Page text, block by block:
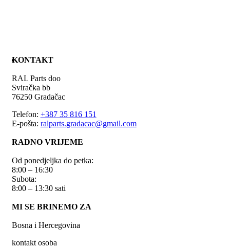
KONTAKT
RAL Parts doo
Sviračka bb
76250 Gradačac
Telefon: +387 35 816 151
E-pošta: ralparts.gradacac@gmail.com
RADNO VRIJEME
Od ponedjeljka do petka:
8:00 – 16:30
Subota:
8:00 – 13:30 sati
MI SE BRINEMO ZA
Bosna i Hercegovina
kontakt osoba